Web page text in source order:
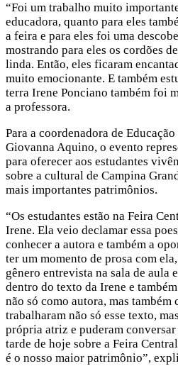
“Foi um trabalho muito
educadora, quanto para eles
a feira e para eles foi uma
mostrando para eles os cordões
linda. Então, eles ficaram
muito emocionante. E também
terra Irene Ponciano também foi
a professora.
Para a coordenadora de
Giovanna Aquino, o evento
para oferecer aos estudantes
sobre a cultural de Campina
mais importantes patrimônios.
“Os estudantes estão na Feira
Irene. Ela veio declamar essa
conhecer a autora e também a
ter um momento de prosa com
gênero entrevista na sala de aula
dentro do texto da Irene e
não só como autora, mas também
trabalharam não só esse texto,
própria atriz e puderam
tarde de hoje sobre a Feira
é o nosso maior patrimônio”,